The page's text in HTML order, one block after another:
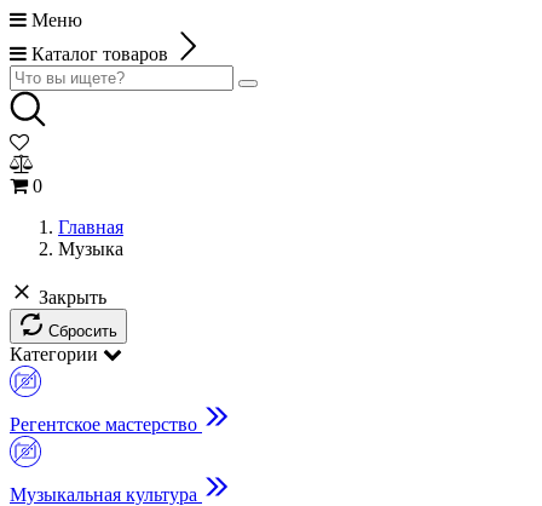
Меню
Каталог товаров
0
Главная
Музыка
Закрыть
Сбросить
Категории
Регентское мастерство
Музыкальная культура